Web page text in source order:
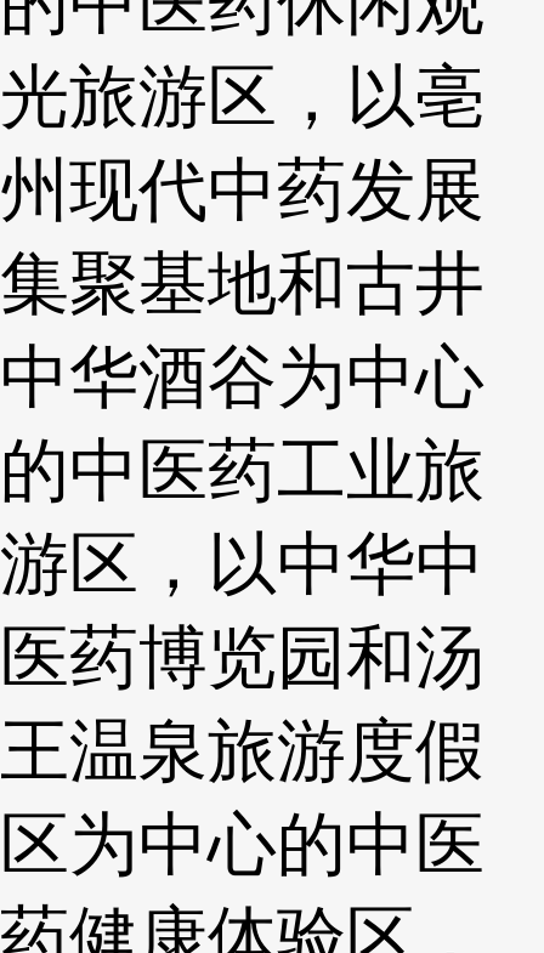
光旅游区，以亳
州现代中药发展
集聚基地和古井
中华酒谷为中心
的中医药工业旅
游区，以中华中
医药博览园和汤
王温泉旅游度假
区为中心的中医
药健康体验区，